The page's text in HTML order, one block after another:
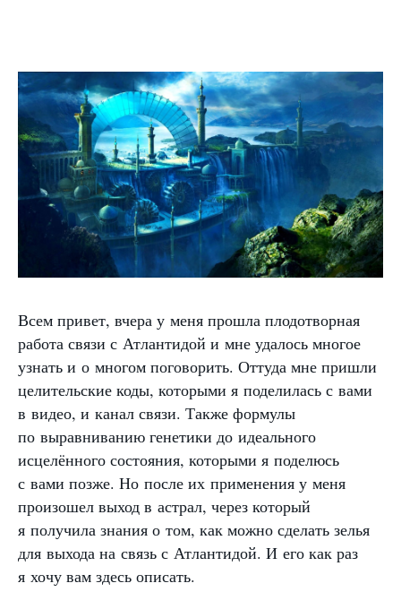
Всем привет, вчера у меня прошла плодотворная
работа связи с Атлантидой и мне удалось многое
узнать и о многом поговорить. Оттуда мне пришли
целительские коды, которыми я поделилась с вами
в видео, и канал связи. Также формулы
по выравниванию генетики до идеального
исцелённого состояния, которыми я поделюсь
с вами позже. Но после их применения у меня
произошел выход в астрал, через который
я получила знания о том, как можно сделать зелья
для выхода на связь с Атлантидой. И его как раз
я хочу вам здесь описать.